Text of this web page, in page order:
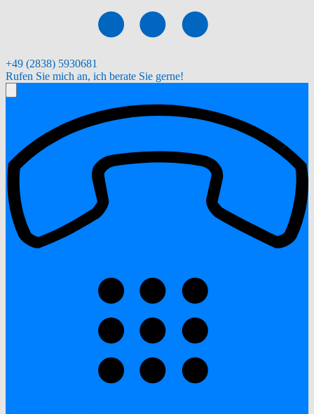
+49 (2838) 5930681
Rufen Sie mich an, ich berate Sie gerne!